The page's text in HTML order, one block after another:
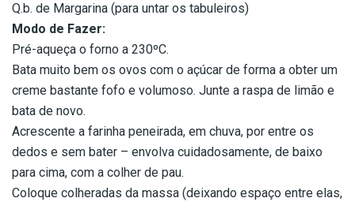
Q.b. de Margarina (para untar os tabuleiros)
Modo de Fazer:
Pré-aqueça o forno a 230ºC.
Bata muito bem os ovos com o açúcar de forma a obter um
creme bastante fofo e volumoso. Junte a raspa de limão e
bata de novo.
Acrescente a farinha peneirada, em chuva, por entre os
dedos e sem bater – envolva cuidadosamente, de baixo
para cima, com a colher de pau.
Coloque colheradas da massa (deixando espaço entre elas,